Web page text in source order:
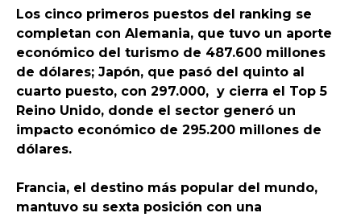
Los cinco primeros puestos del ranking se
completan con Alemania, que tuvo un aporte
económico del turismo de 487.600 millones
de dólares; Japón, que pasó del quinto al
cuarto puesto, con 297.000, y cierra el Top 5
Reino Unido, donde el sector generó un
impacto económico de 295.200 millones de
dólares.
Francia, el destino más popular del mundo,
mantuvo su sexta posición con una